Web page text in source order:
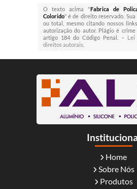
O texto acima "Fabrica de
Colorido" é de direito reservado. Sua
ou total, mesmo citando nossos
autorização do autor. Plágio é
artigo 184 do Código Penal. – Lei
direitos autorais.
Home
Sobre Nós
Produtos